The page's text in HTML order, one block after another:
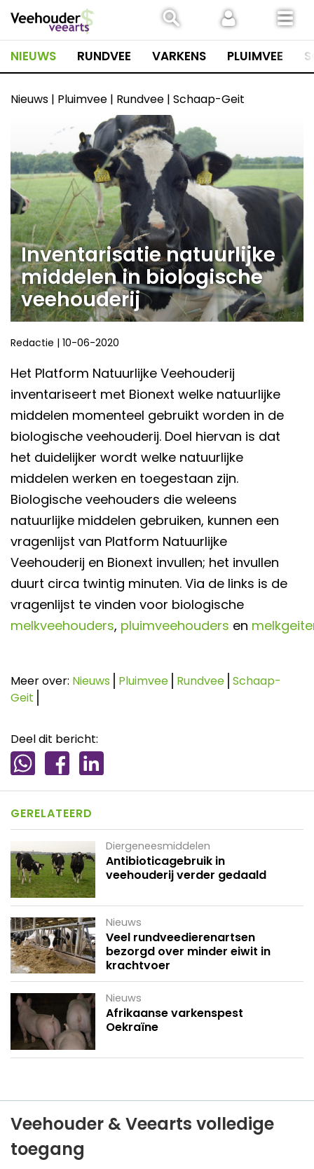
naar
inhoud
NIEUWS RUNDVEE VARKENS PLUIMVEE
Nieuws | Pluimvee | Rundvee | Schaap-Geit
Inventarisatie natuurlijke
middelen in biologische
veehouderij
Redactie | 10-06-2020
Het Platform Natuurlijke Veehouderij
inventariseert met Bionext welke natuurlijke
middelen momenteel gebruikt worden in de
biologische veehouderij. Doel hiervan is dat
het duidelijker wordt welke natuurlijke
middelen werken en toegestaan zijn.
Biologische veehouders die weleens
natuurlijke middelen gebruiken, kunnen een
vragenlijst van Platform Natuurlijke
Veehouderij en Bionext invullen; het invullen
duurt circa twintig minuten. Via de links is de
vragenlijst te vinden voor biologische
melkveehouders, pluimveehouders en
Meer over: Nieuws Pluimvee Rundvee Schaap-
Geit
Deel dit bericht:
GERELATEERD
Diergeneesmiddelen
Antibioticagebruik in
veehouderij verder gedaald
Nieuws
Veel rundveedierenartsen
bezorgd over minder eiwit in
krachtvoer
Nieuws
Afrikaanse varkenspest
Oekraïne
Veehouder & Veearts volledige
toegang